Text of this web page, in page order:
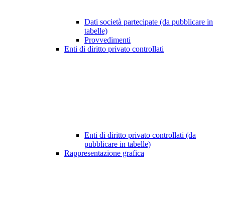
Dati società partecipate (da pubblicare in
tabelle)
Provvedimenti
Enti di diritto privato controllati
Enti di diritto privato controllati (da
pubblicare in tabelle)
Rappresentazione grafica